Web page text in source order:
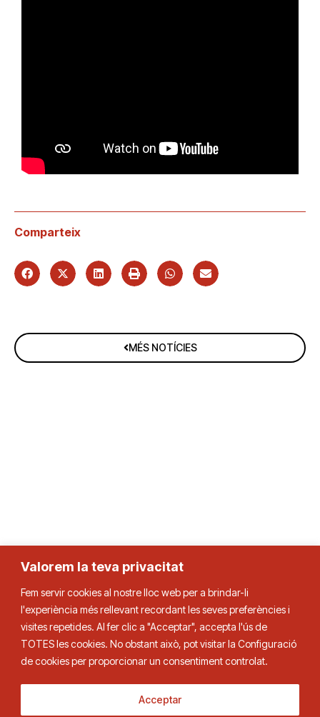
Valorem la teva privacitat
Fem servir cookies al nostre lloc web per a brindar-li
l'experiència més rellevant recordant les seves preferències i
visites repetides. Al fer clic a "Acceptar", accepta l'ús de
TOTES les cookies. No obstant això, pot visitar la Configuració
de cookies per proporcionar un consentiment controlat.
Acceptar
Comparteix
MÉS NOTÍCIES